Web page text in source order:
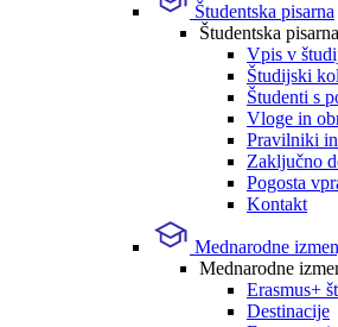
Študentska pisarna
Študentska pisarna
Vpis v
Študijski
Študenti s
Vloge in
Pravilniki
Zaključno
Pogosta
Kontakt
Mednarodne
Mednarodne
Erasmus+
Destinacije